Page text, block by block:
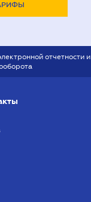
отчетности и